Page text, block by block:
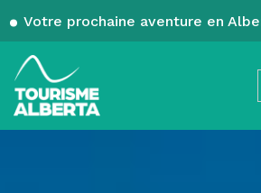
Votre prochaine aventure en